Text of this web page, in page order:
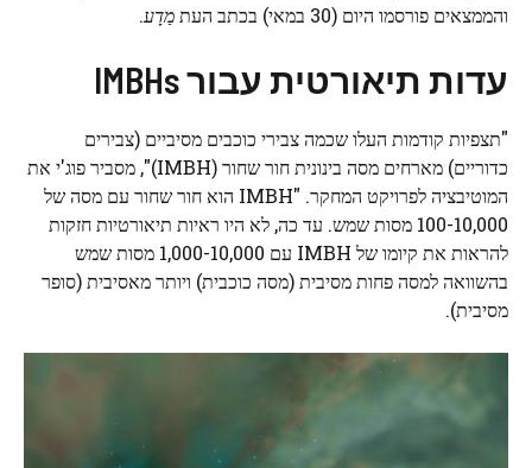
והממצאים פורסמו היום (30 במאי) בכתב העת
מַדָע.
עדות תיאורטית עבור IMBHs
"תצפיות קודמות העלו שכמה צבירי כוכבים מסיביים (צבירים
כדוריים) מארחים מסה בינוניתחור שחור
(IMBH)", מסביר פוג'י את
המוטיבציה לפרויקט המחקר. "IMBH הוא חור שחור עם מסה של
100-10,000 מסות שמש. עד כה, לא היו ראיות תיאורטיות חזקות
להראות את קיומו של IMBH עם 1,000-10,000 מסות שמש
בהשוואה למסה פחות מסיבית (מסה כוכבית) ויותר מאסיבית (סופר
מסיבית).